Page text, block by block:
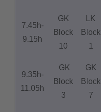
7.45h-
9.15h
GK
Block
10
LK
Block
1
9.35h-
11.05h
GK
Block
3
GK
Block
7